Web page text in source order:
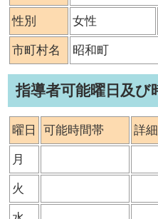
性別 女性
市町村名 昭和町
指導者可能曜日及び
曜日 可能時間帯 詳
月
火